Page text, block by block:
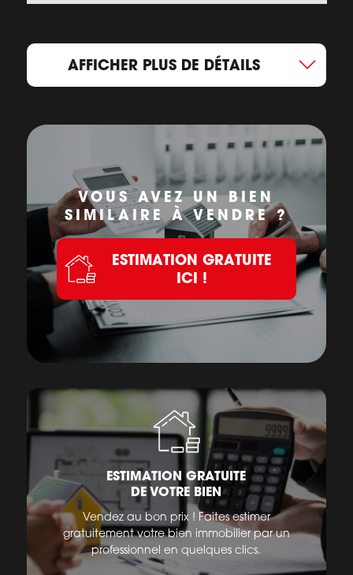
AFFICHER PLUS DE DÉTAILS
VOUS AVEZ UN BIEN
SIMILAIRE À VENDRE ?
ESTIMATION GRATUITE
ICI !
ESTIMATION GRATUITE
DE VOTRE BIEN
Vendez au bon prix ! Faites estimer
gratuitement votre bien immobilier par un
professionnel en quelques clics.